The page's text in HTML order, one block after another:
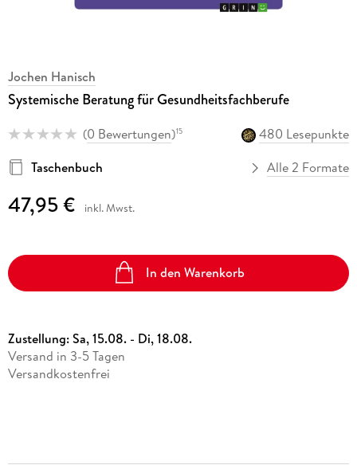
Jochen Hanisch
Systemische Beratung für Gesundheitsfachberufe
(0 Bewertungen)15
480 Lesepunkte
Taschenbuch
Alle 2 Formate
47,95 € inkl. Mwst.
In den Warenkorb
Zustellung:Sa, 15.08. - Di, 18.08.
Versand in 3-5 Tagen
Versandkostenfrei